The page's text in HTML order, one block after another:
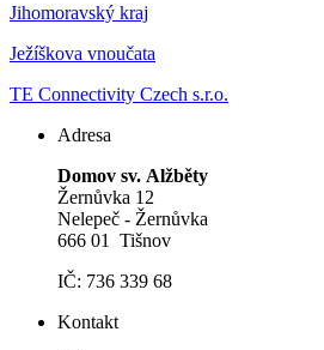
Jihomoravský kraj
Ježíškova vnoučata
TE Connectivity Czech s.r.o.
Adresa
Domov sv. Alžběty
Žernůvka 12
Nelepeč - Žernůvka
666 01 Tišnov
IČ: 736 339 68
Kontakt